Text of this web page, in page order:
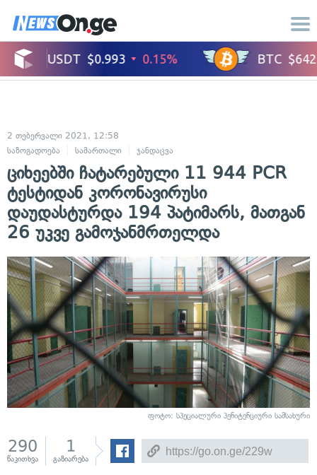
2 თებერვალი 2021, 12:58
საზოგადოება
სამართალი ჯანდაცვა
ციხეებში ჩატარებული 11 944 PCR
ტესტიდან კორონავირუსი
დაუდასტურდა 194 პატიმარს, მათგან
26 უკვე გამოჯანმრთელდა
ფოტო: სპეციალური პენიტენციური სამსახური
290
წაკითხვა
1
გაზიარება